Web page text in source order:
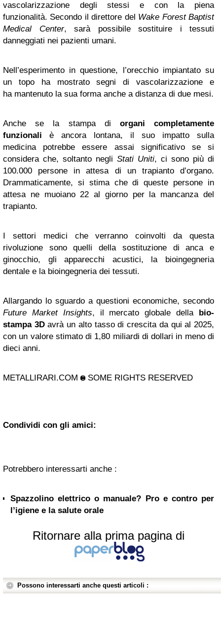
vascolarizzazione degli stessi e con la piena
funzionalità. Secondo il direttore del Wake Forest Baptist
Medical Center, sarà possibile sostituire i tessuti
danneggiati nei pazienti umani.
Nell’esperimento in questione, l’orecchio impiantato su
un topo ha mostrato segni di vascolarizzazione e
ha mantenuto la sua forma anche a distanza di due mesi.
Anche se la stampa di organi completamente
funzionali è ancora lontana, il suo impatto sulla
medicina potrebbe essere assai significativo se si
considera che, soltanto negli Stati Uniti, ci sono più di
100.000 persone in attesa di un trapianto d’organo.
Drammaticamente, si stima che di queste persone in
attesa ne muoiano 22 al giorno per la mancanza del
trapianto.
I settori medici che verranno coinvolti da questa
rivoluzione sono quelli della sostituzione di anca e
ginocchio, gli apparecchi acustici, la bioingegneria
dentale e la bioingegneria dei tessuti.
Allargando lo sguardo a questioni economiche, secondo
Future Market Insights, il mercato globale della bio-
stampa 3Davrà un alto tasso di crescita da qui al 2025,
con un valore stimato di 1,80 miliardi di dollari in meno di
dieci anni.
METALLIRARI.COM SOME RIGHTS RESERVED
Condividi con gli amici:
Potrebbero interessarti anche :
Spazzolino elettrico o manuale? Pro e contro per
l’igiene e la salute orale
Ritornare alla prima pagina di
Possono interessarti anche questi articoli :